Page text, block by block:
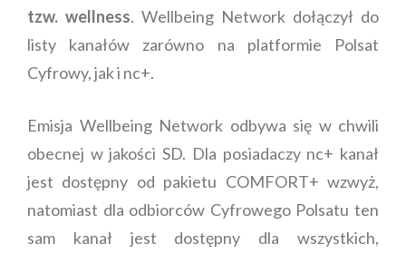
tzw. wellness. Wellbeing Network dołączył do
listy kanałów zarówno na platformie Polsat
Cyfrowy, jak i nc+.
Emisja Wellbeing Network odbywa się w chwili
obecnej w jakości SD. Dla posiadaczy nc+ kanał
jest dostępny od pakietu COMFORT+ wzwyż,
natomiast dla odbiorców Cyfrowego Polsatu ten
sam kanał jest dostępny dla wszystkich,